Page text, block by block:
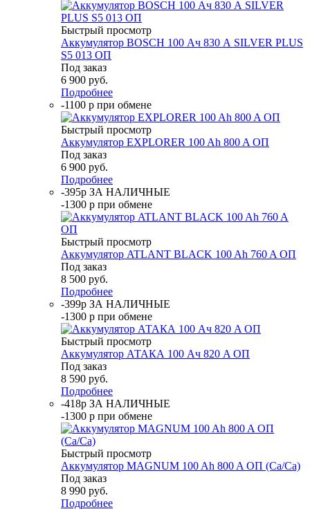
Быстрый просмотр
Аккумулятор BOSCH 100 Ач 830 А SILVER PLUS
S5 013 ОП
Под заказ
6 900 руб.
Подробнее
-1100 р при обмене
Быстрый просмотр
Аккумулятор EXPLORER 100 Ah 800 A ОП
Под заказ
6 900 руб.
Подробнее
-395р ЗА НАЛИЧНЫЕ
-1300 р при обмене
Быстрый просмотр
Аккумулятор ATLANT BLACK 100 Ah 760 A ОП
Под заказ
8 500 руб.
Подробнее
-399р ЗА НАЛИЧНЫЕ
-1300 р при обмене
Быстрый просмотр
Аккумулятор АТАКА 100 Ач 820 A ОП
Под заказ
8 590 руб.
Подробнее
-418р ЗА НАЛИЧНЫЕ
-1300 р при обмене
Быстрый просмотр
Аккумулятор MAGNUM 100 Ah 800 A ОП (Ca/Ca)
Под заказ
8 990 руб.
Подробнее